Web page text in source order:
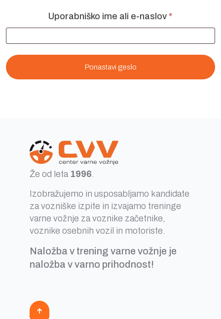
Uporabniško ime ali e-naslov*Zahtevano
Ponastavi geslo
Že od leta 1996
Izobražujemo in usposabljamo kandidate
za vozniške izpite in izvajamo treninge
varne vožnje za voznike začetnike,
voznike osebnih vozil in motoriste.
Naložba v trening varne vožnje je
naložba v varno prihodnost!